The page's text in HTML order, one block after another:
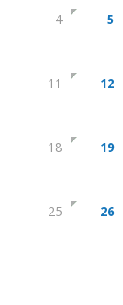
4 5
11 12
18 19
25 26